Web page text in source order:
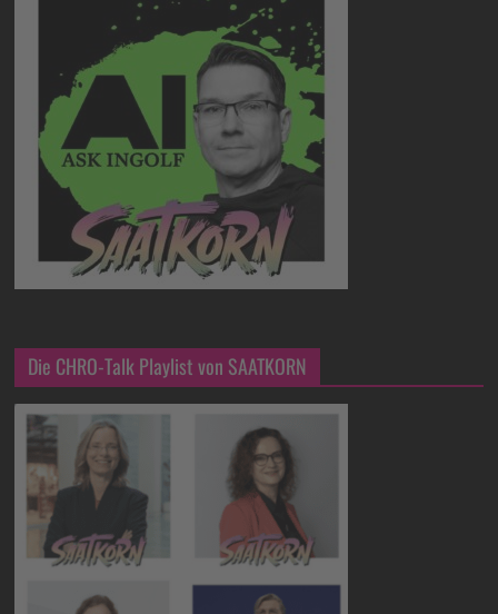
Die CHRO-Talk Playlist von SAATKORN